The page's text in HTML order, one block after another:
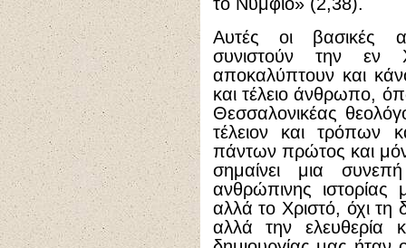
Αυτές οι βασικές
συνιστούν την εν
αποκαλύπτουν και
και τέλειο άνθρωπο,
Θεσσαλονικέας
τέλειον και τρόπων
πάντων πρώτος και
σημαίνει μια
ανθρώπινης
αλλά το Χριστό, όχι τη
αλλά την ελευθερία